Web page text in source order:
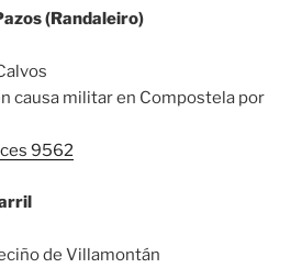
(Randaleiro)
causa militar en Compostela por
9562
de Villamontán